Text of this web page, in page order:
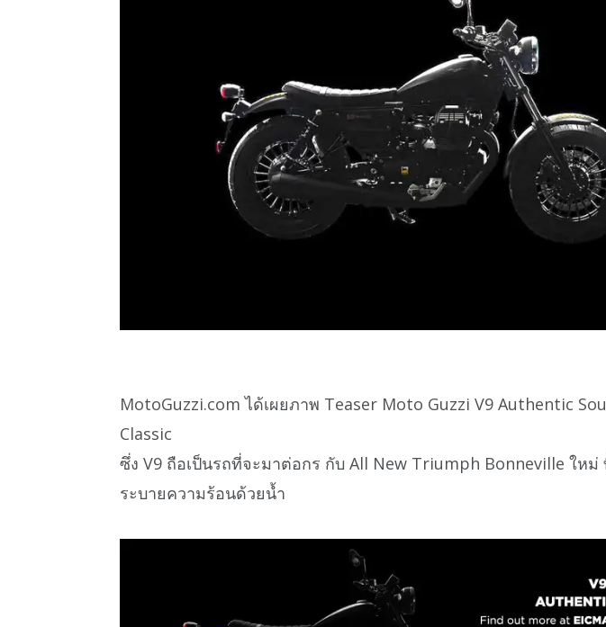
MotoGuzzi.com ได้เผยภาพ Teaser Moto Guzzi V9 Authentic
Classic
ซึ่ง V9 ถือเป็นรถที่จะมาต่อกร กับ All New Triumph Bonneville ใหม่
ระบายความร้อนด้วยน้ำ